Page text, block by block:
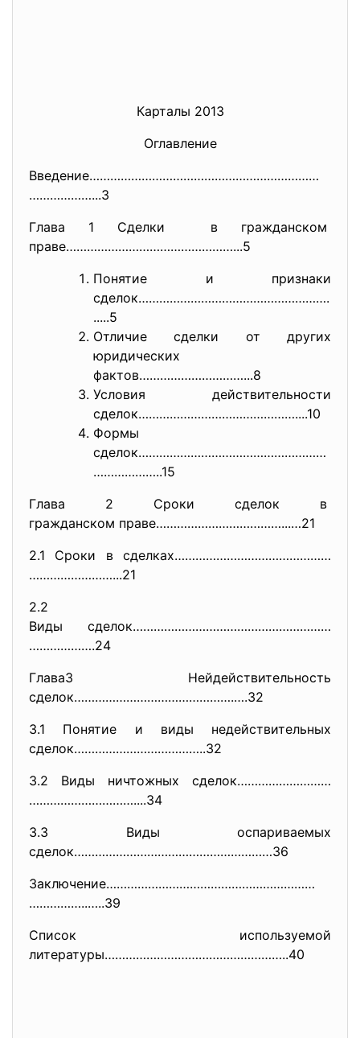
Карталы 2013
Оглавление
Введение…………………………………………………………
………………...3
Глава 1 Сделки в гражданском
праве…………………………………………...5
Понятие и признаки
сделок……………………………………………….
.....5
Отличие сделки от других
юридических
фактов…………………………...8
Условия действительности
сделок………………………………………....10
Формы
сделок………………………………………………
………………..15
Глава 2 Сроки сделок в
гражданском праве………………………………...…21
2.1 Сроки в сделках………………………………………
……………………...21
2.2
Виды сделок…………………………………………………
……………….24
Глава3 Нейдействительность
сделок……………………………………….….32
3.1 Понятие и виды недействительных
сделок………………………………..32
3.2 Виды ничтожных сделок………………………
…………………………....34
3.3 Виды оспариваемых
сделок…………………………………………………36
Заключение……………………………………………………
……………..…..39
Список используемой
литературы……………………………………………..40